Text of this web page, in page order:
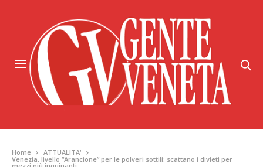
Home
ATTUALITA'
Venezia, livello “Arancione” per le polveri sottili: scattano i divieti per